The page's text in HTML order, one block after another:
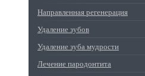
Направленная регенерация
Удаление зубов
Удаление зуба мудрости
Лечение пародонтита